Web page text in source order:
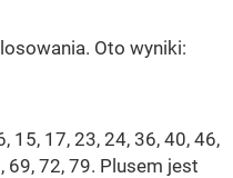
Oto wyniki:
15, 17, 23, 24, 36, 40, 46,
69, 72, 79. Plusem jest